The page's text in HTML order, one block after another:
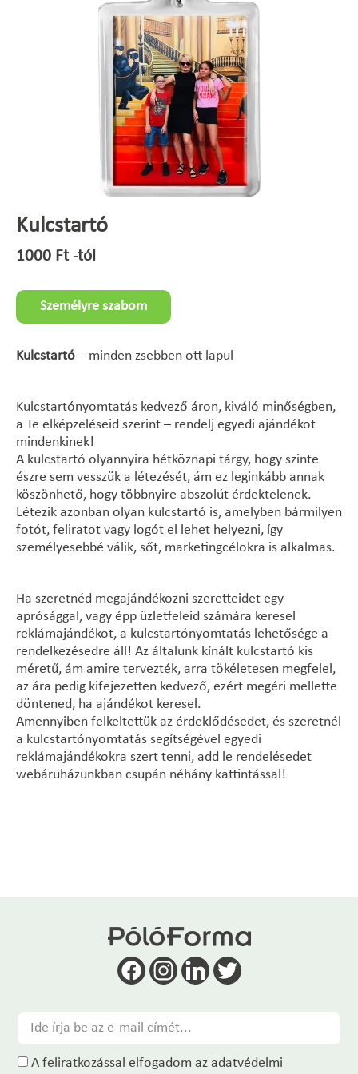
Kulcstartó
1000 Ft-tól
Személyre szabom
Kulcstartó – minden zsebben ott lapul
Kulcstartónyomtatás kedvező áron, kiváló minőségben,
a Te elképzeléseid szerint – rendelj egyedi ajándékot
mindenkinek!
A kulcstartó olyannyira hétköznapi tárgy, hogy szinte
észre sem vesszük a létezését, ám ez leginkább annak
köszönhető, hogy többnyire abszolút érdektelenek.
Létezik azonban olyan kulcstartó is, amelyben bármilyen
fotót, feliratot vagy logót el lehet helyezni, így
személyesebbé válik, sőt, marketingcélokra is alkalmas.
Ha szeretnéd megajándékozni szeretteidet egy
aprósággal, vagy épp üzletfeleid számára keresel
reklámajándékot, a kulcstartónyomtatás lehetősége a
rendelkezésedre áll! Az általunk kínált kulcstartó kis
méretű, ám amire tervezték, arra tökéletesen megfelel,
az ára pedig kifejezetten kedvező, ezért megéri mellette
döntened, ha ajándékot keresel.
Amennyiben felkeltettük az érdeklődésedet, és szeretnél
a kulcstartónyomtatás segítségével egyedi
reklámajándékokra szert tenni, add le rendelésedet
webáruházunkban csupán néhány kattintással!
A feliratkozással elfogadom az adatvédelmi